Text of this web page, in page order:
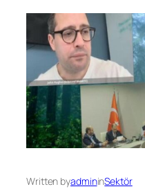
Written byadmininSektör